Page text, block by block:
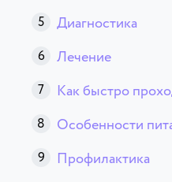
Диагностика
Лечение
Как быстро
Особенности
Профилактика